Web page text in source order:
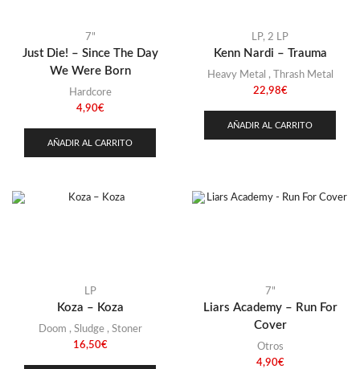
7"
Just Die! – Since The Day
We Were Born
Hardcore
4,90€
AÑADIR AL CARRITO
LP, 2 LP
Kenn Nardi – Trauma
Heavy Metal ,
Thrash Metal
22,98€
AÑADIR AL CARRITO
LP
Koza – Koza
Doom , Sludge, Stoner
16,50€
7"
Liars Academy – Run For
Cover
Otros
4,90€